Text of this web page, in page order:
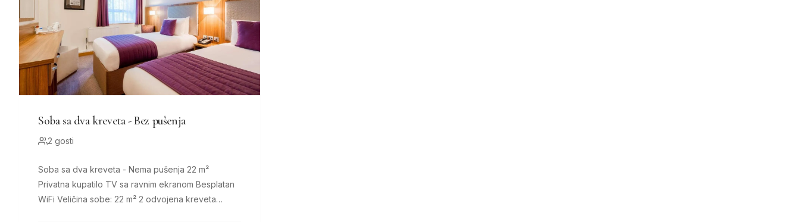
Soba sa dva kreveta - Bez pušenja
2 gosti
Soba sa dva kreveta - Nema pušenja 22 m²
Privatna kupatilo TV sa ravnim ekranom Besplatan
WiFi Veličina sobe: 22 m² 2 odvojena kreveta